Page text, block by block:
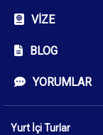
VIZE
BLOG
YORUMLAR
Yurt İçi Turlar